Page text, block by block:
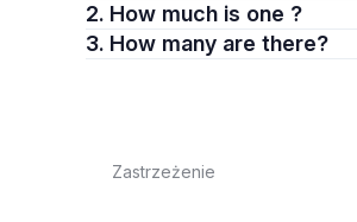
2. How much is one ?
3. How many are there?
Zastrzeżenie